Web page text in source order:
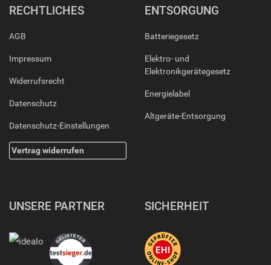
RECHTLICHES
AGB
Impressum
Widerrufsrecht
Datenschutz
Datenschutz-Einstellungen
Vertrag widerrufen
ENTSORGUNG
Batteriegesetz
Elektro- und
Elektronikgerätegesetz
Energielabel
Altgeräte-Entsorgung
UNSERE PARTNER SICHERHEIT